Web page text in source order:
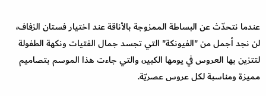
عندما نتحدّث عن البساطة الممزوجة بالأناقة عند اختيار فستان الزفاف،
لن نجد أجمل من "الفيونكة" التي تجسد جمال الفتيات ونكهة الطفولة
لتتزين بها العروس في يومها الكبير، والتي جاءت هذا الموسم بتصاميم
مميزة ومناسبة لكل عروس عصريّة.